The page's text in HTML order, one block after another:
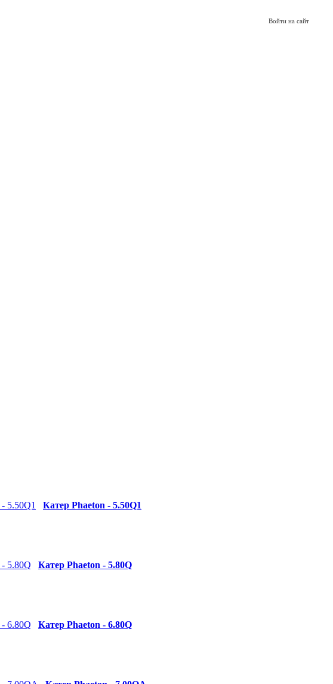
Войти на сайт
Катер Phaeton - 5.50Q1
Катер Phaeton - 5.80Q
Катер Phaeton - 6.80Q